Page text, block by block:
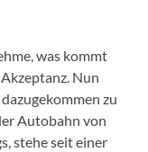
was kommt
Nun
zu
Autobahn von
stehe seit einer